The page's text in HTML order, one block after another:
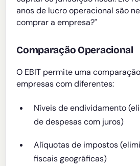
anos de lucro operacional são
comprar a empresa?"
Comparação Operacional
O EBIT permite uma
empresas com diferentes:
Níveis de endividamento
de despesas com juros)
Alíquotas de impostos
fiscais geográficas)